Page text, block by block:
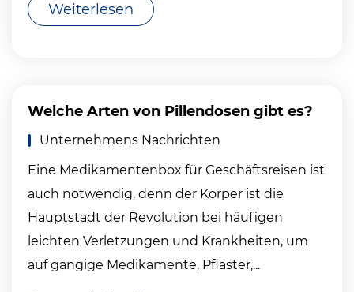
Weiterlesen
Welche Arten von Pillendosen gibt es?
Unternehmens Nachrichten
Eine Medikamentenbox für Geschäftsreisen ist
auch notwendig, denn der Körper ist die
Hauptstadt der Revolution bei häufigen
leichten Verletzungen und Krankheiten, um
auf gängige Medikamente, Pflaster,...